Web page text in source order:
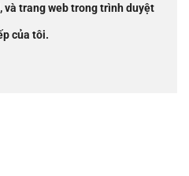
và trang web trong trình duyệt
của tôi.